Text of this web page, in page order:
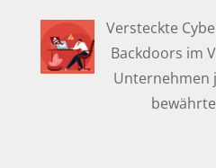
Versteckte
Backdoors im
Unternehmen